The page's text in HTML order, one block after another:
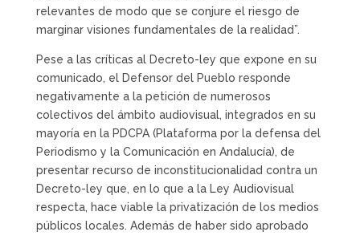
relevantes de modo que se conjure el riesgo de
marginar visiones fundamentales de la realidad”.
Pese a las críticas al Decreto-ley que expone en su
comunicado, el Defensor del Pueblo responde
negativamente a la petición de numerosos
colectivos del ámbito audiovisual, integrados en su
mayoría en la PDCPA (Plataforma por la defensa del
Periodismo y la Comunicación en Andalucía), de
presentar recurso de inconstitucionalidad contra un
Decreto-ley que, en lo que a la Ley Audiovisual
respecta, hace viable la privatización de los medios
públicos locales. Además de haber sido aprobado